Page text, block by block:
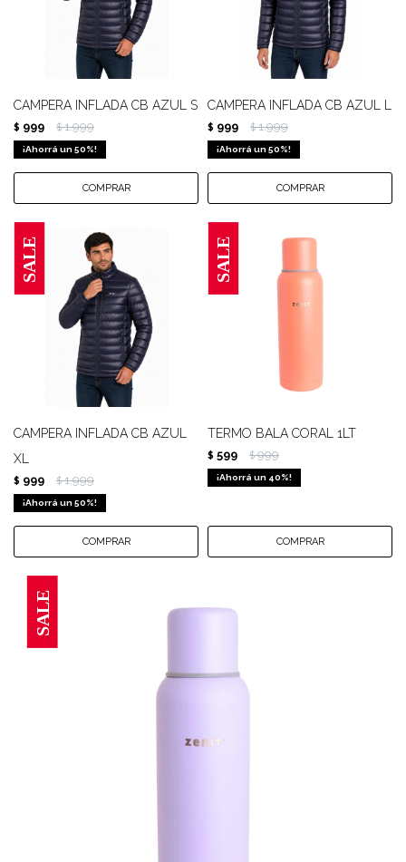
CAMPERA INFLADA CB AZUL S
$ 999 $ 1.999
50
CAMPERA INFLADA CB AZUL L
$ 999 $ 1.999
50
CAMPERA INFLADA CB AZUL
XL
$ 999 $ 1.999
50
TERMO BALA CORAL 1LT
$ 599 $ 999
40